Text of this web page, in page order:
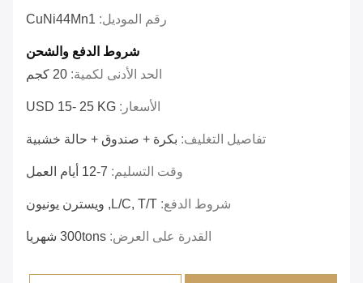
رقم الموديل: CuNi44Mn1
شروط الدفع والشحن
الحد الأدنى لكمية: 20 كجم
الأسعار: USD 15- 25 KG
تفاصيل التغليف: بكرة + صندوق + حالة خشبية
وقت التسليم: 7-12 أيام العمل
شروط الدفع: L/C, T/T, ويسترن يونيون
القدرة على العرض: 300tons شهريا